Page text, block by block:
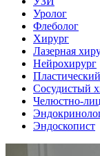
Уролог
Флеболог
Хирург
Лазерная
Нейрохирург
Сосудистый
Челюстно-
Эндоскопист